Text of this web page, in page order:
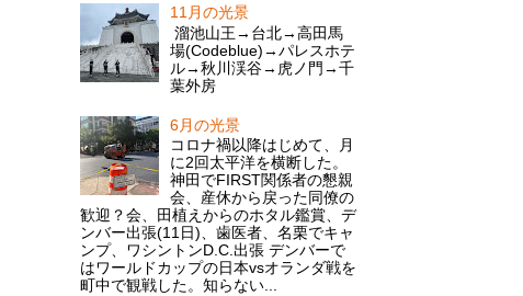
11月の光景
溜池山王→台北→高田馬
場(Codeblue)→パレスホテ
ル→秋川渓谷→虎ノ門→千
葉外房
6月の光景
コロナ禍以降はじめて、月
に2回太平洋を横断した。
神田でFIRST関係者の懇親
会、産休から戻った同僚の
歓迎？会、田植えからのホタル鑑賞、デ
ンバー出張(11日)、歯医者、名栗でキャ
ンプ、ワシントンD.C.出張 デンバーで
はワールドカップの日本vsオランダ戦を
町中で観戦した。知らない...